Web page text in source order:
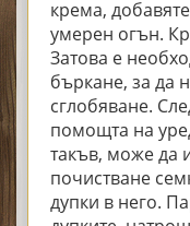
крема,
умерен огън.
Затова е
бъркане, за да
сглобяване.
помощта на
такъв, може да
почистване
дупки в него.